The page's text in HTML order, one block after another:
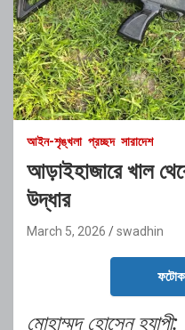
আইন-শৃঙ্খলা প্রচ্ছদ সারাদেশ
আড়াইহাজারে খাল
উদ্ধার
March 5, 2026 swadhin
মোহাম্মদ হোসেন হ্যাপী: